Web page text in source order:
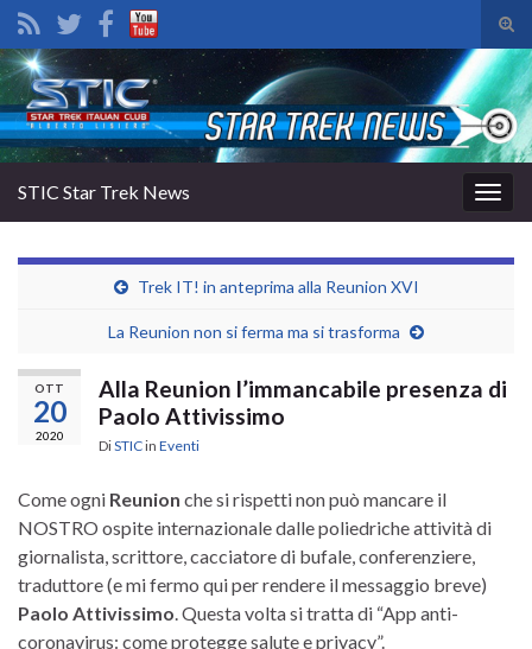
il
di
Search for:
la
STIC Star Trek News
Trek IT! in anteprima alla Reunion XVI
La Reunion non si ferma ma si trasforma
OTT
20
2020
Alla Reunion l’immancabile presenza di
Paolo Attivissimo
DiSTICin Eventi
Come ogni Reunion che si rispetti non può mancare il
NOSTRO ospite internazionale dalle poliedriche attività di
giornalista, scrittore, cacciatore di bufale, conferenziere,
traduttore (e mi fermo qui per rendere il messaggio breve)
Paolo Attivissimo . Questa volta si tratta di “App anti-
coronavirus: come protegge salute e privacy”.